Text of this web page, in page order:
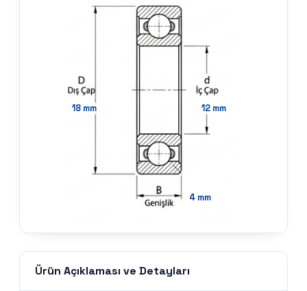
18mm 12 mm
4mm
Ürün Açıklaması ve Detayları